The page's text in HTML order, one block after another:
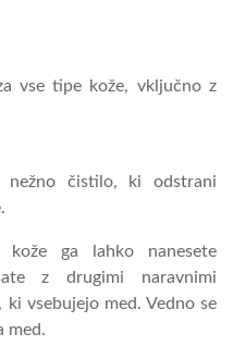
vse tipe kože, vključno z
čistilo, ki odstrani
ga lahko nanesete
z drugimi naravnimi
vsebujejo med. Vedno se
med.